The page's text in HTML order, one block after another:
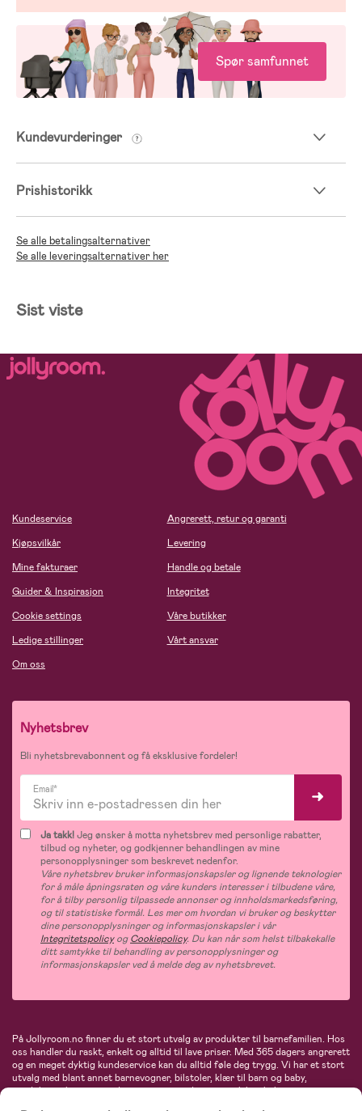
Spør samfunnet
Kundevurderinger
Prishistorikk
Se alle betalingsalternativer
Se alle leveringsalternativer her
Sist viste
Kundeservice
Kjøpsvilkår
Mine fakturaer
Guider & Inspirasjon
Cookie settings
Ledige stillinger
Om oss
Angrerett, retur og garanti
Levering
Handle og betale
Integritet
Våre butikker
Vårt ansvar
Nyhetsbrev
Bli nyhetsbrevabonnent og få eksklusive fordeler!
Email*
Ja takk!Jeg ønsker å motta nyhetsbrev med personlige rabatter,
tilbud og nyheter, og godkjenner behandlingen av mine
personopplysninger som beskrevet nedenfor.
Våre nyhetsbrev bruker informasjonskapsler og lignende teknologier
for å måle åpningsraten og våre kunders interesser i tilbudene våre,
for å tilby personlig tilpassede annonser og innholdsmarkedsføring,
og til statistiske formål. Les mer om hvordan vi bruker og beskytter
dine personopplysninger og informasjonskapsler i vår
IntegritetspolicyogCookiepolicy. Du kan når som helst tilbakekalle
ditt samtykke til behandling av personopplysninger og
informasjonskapsler ved å melde deg av nyhetsbrevet.
På Jollyroom.no finner du et stort utvalg av produkter til barnefamilien. Hos
oss handler du raskt, enkelt og alltid til lave priser. Med 365 dagers angrerett
og en meget dyktig kundeservice kan du alltid føle deg trygg. Vi har et stort
utvalg med blant annet barnevogner, bilstoler, klær til barn og baby,
produkter til mor, mengder av inspirerende interiør, leker, babyustyr og mye